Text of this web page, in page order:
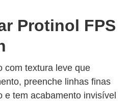
Protinol FPS
com textura leve que
preenche linhas finas
e tem acabamento invisível